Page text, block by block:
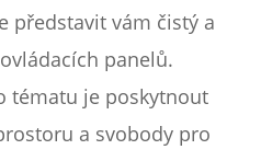
představit vám čistý a
panelů.
tématu je poskytnout
a svobody pro